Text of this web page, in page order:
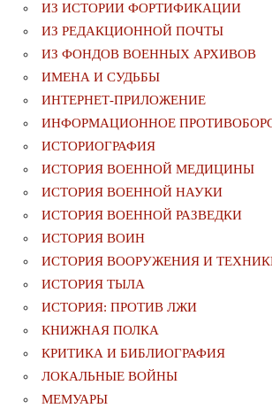
ИЗ ИСТОРИИ ФОРТИФИКАЦИИ
ИЗ РЕДАКЦИОННОЙ ПОЧТЫ
ИЗ ФОНДОВ ВОЕННЫХ АРХИВОВ
ИМЕНА И СУДЬБЫ
ИНТЕРНЕТ-ПРИЛОЖЕНИЕ
ИНФОРМАЦИОННОЕ
ИСТОРИОГРАФИЯ
ИСТОРИЯ ВОЕННОЙ МЕДИЦИНЫ
ИСТОРИЯ ВОЕННОЙ НАУКИ
ИСТОРИЯ ВОЕННОЙ РАЗВЕДКИ
ИСТОРИЯ ВОИН
ИСТОРИЯ ВООРУЖЕНИЯ И
ИСТОРИЯ ТЫЛА
ИСТОРИЯ: ПРОТИВ ЛЖИ
КНИЖНАЯ ПОЛКА
КРИТИКА И БИБЛИОГРАФИЯ
ЛОКАЛЬНЫЕ ВОЙНЫ
МЕМУАРЫ